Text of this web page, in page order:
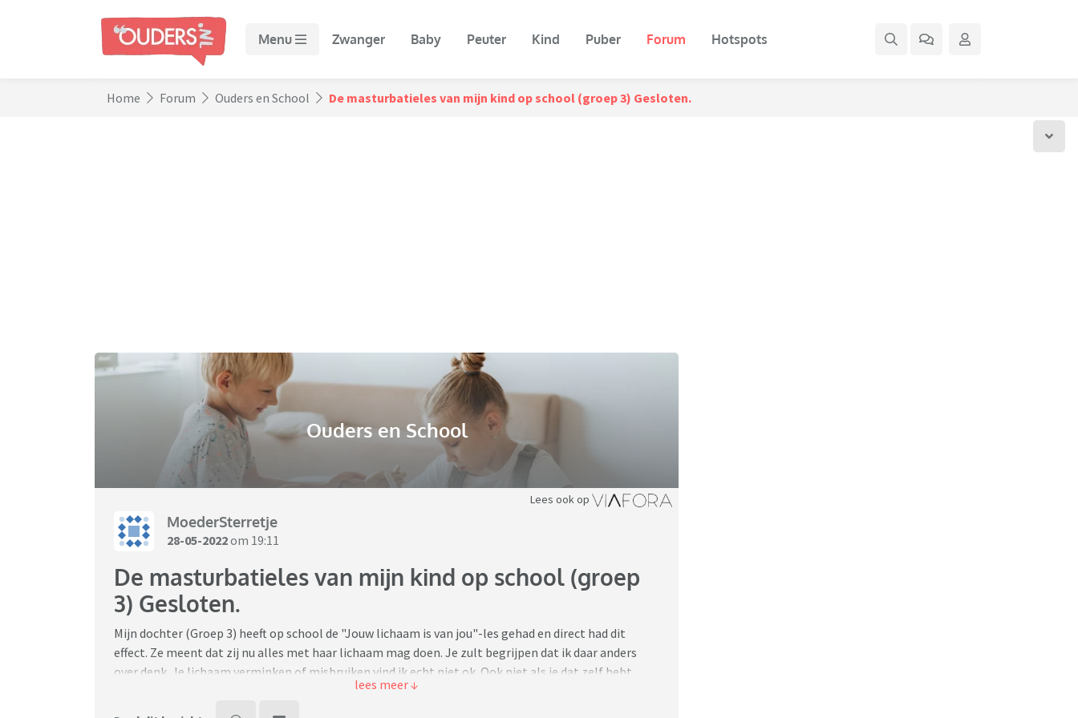
Menu Zwanger Baby Peuter Kind Puber Forum Hotspots
Home Forum Ouders en School De masturbatieles van mijn kind op school (groep 3) Gesloten.
Ouders en School
Lees ook op
MoederSterretje
28-05-2022om 19:11
De masturbatieles van mijn kind op school (groep
3) Gesloten.
Mijn dochter (Groep 3) heeft op school de "Jouw lichaam is van jou"-les gehad en direct had dit
effect. Ze meent dat zij nu alles met haar lichaam mag doen. Je zult begrijpen dat ik daar anders
over denk. Je lichaam verminken of misbruiken vind ik echt niet ok. Ook niet als je dat zelf hebt
besloten. Nou begrijp ik dat dit niet de bedoeling was van de makers. Maar ze hebben blijkbaar erg